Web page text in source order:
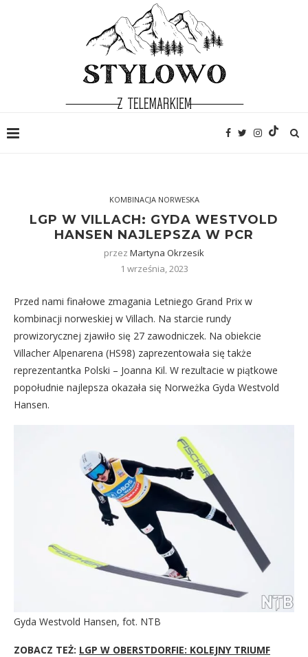
KOMBINACJA NORWESKA
LGP W VILLACH: GYDA WESTVOLD
HANSEN NAJLEPSZA W PCR
przez Martyna Okrzesik
1 września, 2023
Przed nami finałowe zmagania Letniego Grand Prix w
kombinacji norweskiej w Villach. Na starcie rundy
prowizorycznej zjawiło się 27 zawodniczek. Na obiekcie
Villacher Alpenarena (HS98) zaprezentowała się także
reprezentantka Polski – Joanna Kil. W rezultacie w piątkowe
popołudnie najlepsza okazała się Norweżka Gyda Westvold
Hansen.
Gyda Westvold Hansen, fot. NTB
ZOBACZ TEŻ: LGP W OBERSTDORFIE: KOLEJNY TRIUMF